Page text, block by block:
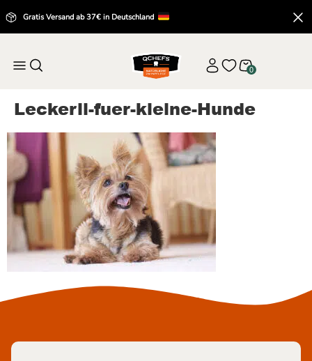
Gratis Versand ab 37€ in Deutschland
0
Leckerli-fuer-kleine-Hunde